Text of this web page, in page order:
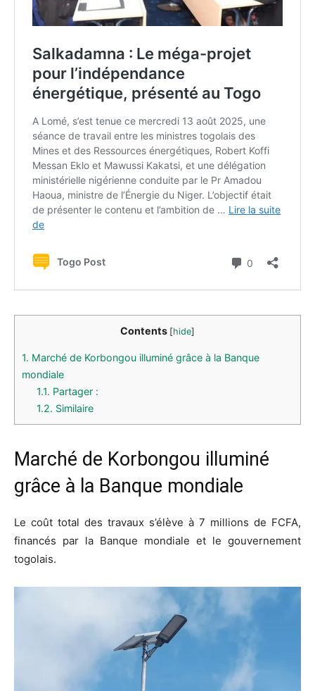
Contents [hide]
1. Marché de Korbongou illuminé grâce à la Banque
mondiale
1.1. Partager :
1.2. Similaire
Marché de Korbongou illuminé
grâce à la Banque mondiale
Le coût total des travaux s’élève à 7 millions de FCFA,
financés par la Banque mondiale et le gouvernement
togolais.